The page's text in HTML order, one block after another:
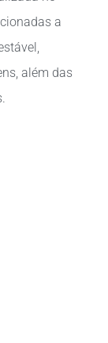
a
além das